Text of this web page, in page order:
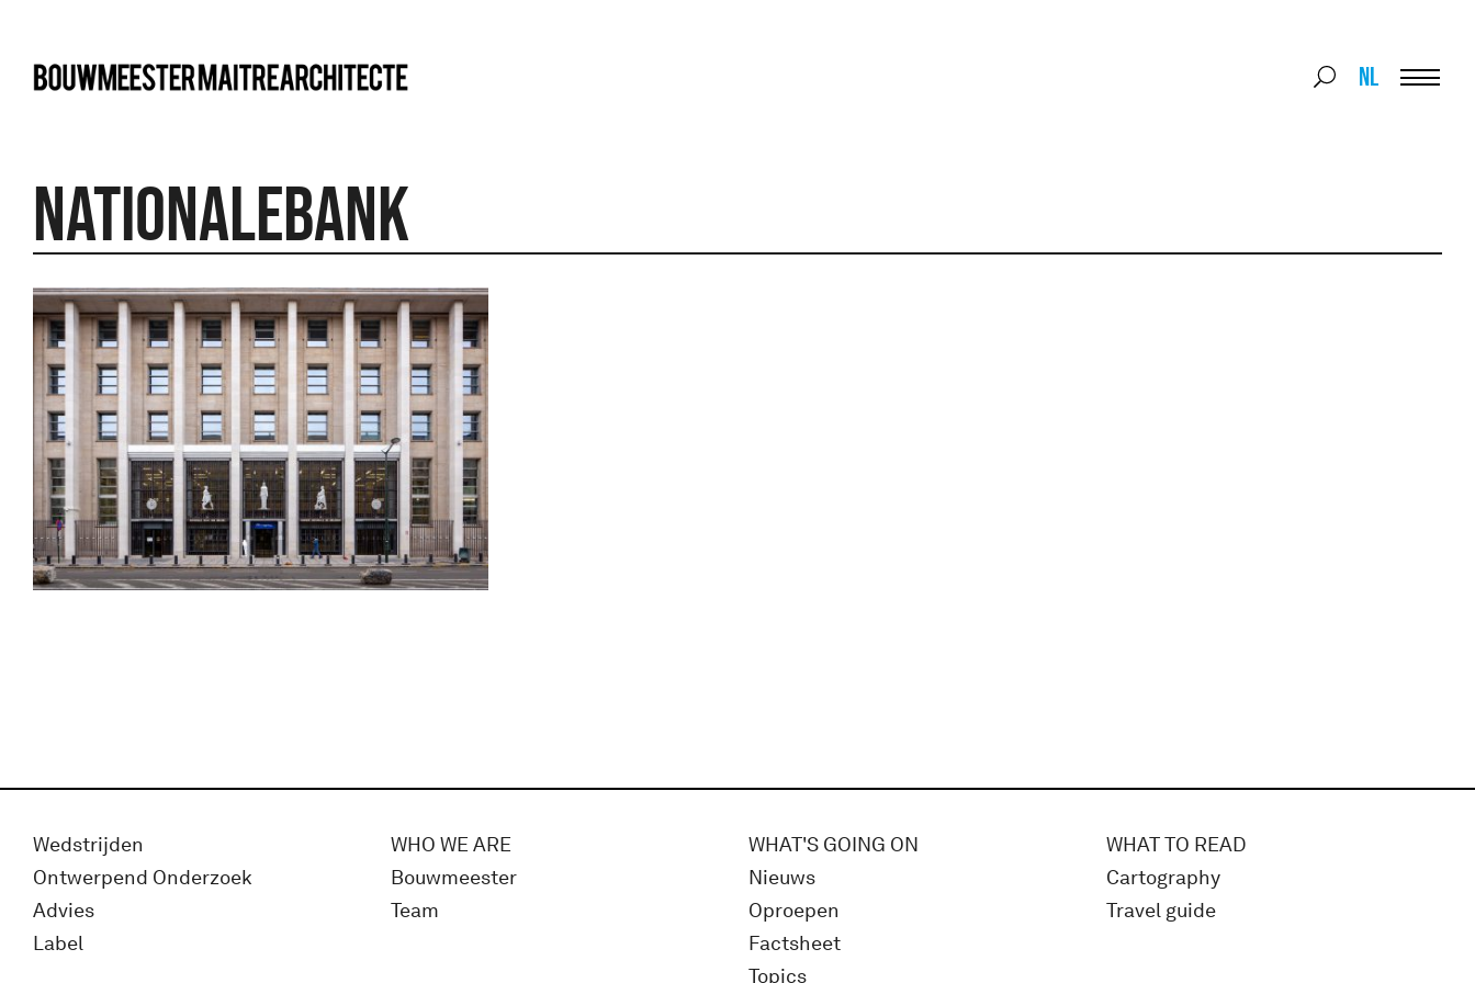
Search
Search
NL
Nationalebank
Wedstrijden
Ontwerpend Onderzoek
Advies
Label
WHO WE ARE
Bouwmeester
Team
WHAT'S GOING ON
Nieuws
Oproepen
Factsheet
Topics
WHAT TO READ
Cartography
Travel guide